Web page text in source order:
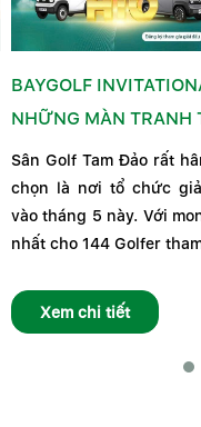
BAYGOLF
NHỮNG MÀN TRANH
Sân Golf Tam Đảo rất
chọn là nơi tổ chức
vào tháng 5 này. Với
nhất cho 144 Golfer
Xem chi tiết